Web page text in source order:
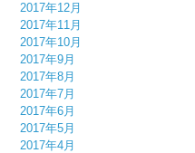
2017年12月
2017年11月
2017年10月
2017年9月
2017年8月
2017年7月
2017年6月
2017年5月
2017年4月